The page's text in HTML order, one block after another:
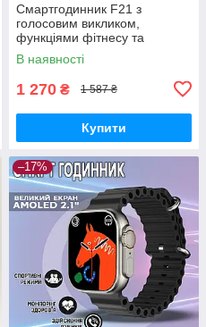
Смартгодинник F21 з
голосовим викликом,
функціями фітнесу та
здоров'я, з можливістю
бездротового заряджання
В наявності
1 270 ₴ 1 587 ₴
Купити
–17%